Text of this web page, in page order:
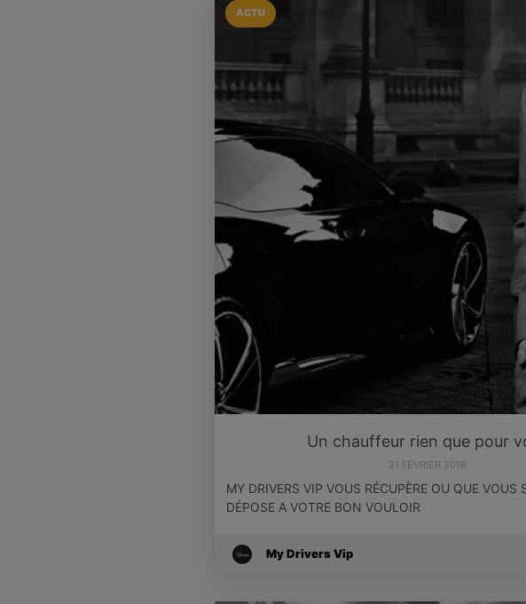
ACTU
Un chauffeur rien que pour
21 FÉVRIER 2018
MY DRIVERS VIP VOUS RÉCUPÈRE OU QUE VOUS
DÉPOSE A VOTRE BON VOULOIR
My Drivers Vip